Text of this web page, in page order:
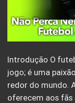
Introdução O
jogo; é uma
redor do mundo.
oferecem aos fãs